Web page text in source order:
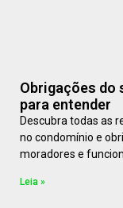
Obrigações do
para entender
Descubra todas as
no condomínio e
moradores e
Leia »